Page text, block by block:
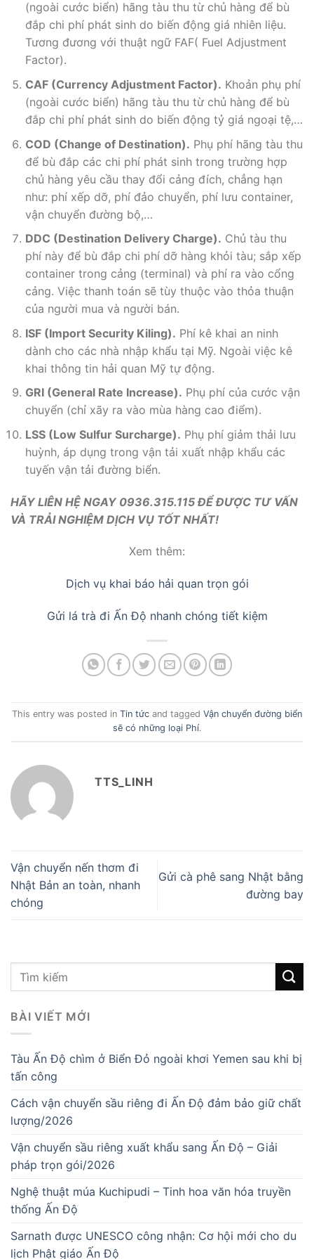
để bù đắp các chi phí phát sinh trong trường hợp
chủ hàng yêu cầu thay đổi cảng đích, chẳng hạn
như: phí xếp dỡ, phí đảo chuyển, phí lưu container,
vận chuyển đường bộ,…
DDC (Destination Delivery Charge). Chủ tàu thu
phí này để bù đắp chi phí dỡ hàng khỏi tàu; sắp xếp
container trong cảng (terminal) và phí ra vào cổng
cảng. Việc thanh toán sẽ tùy thuộc vào thỏa thuận
của người mua và người bán.
ISF (Import Security Kiling).Phí kê khai an ninh
dành cho các nhà nhập khẩu tại Mỹ. Ngoài việc kê
khai thông tin hải quan Mỹ tự động.
GRI (General Rate Increase).Phụ phí của cước vận
chuyển (chỉ xãy ra vào mùa hàng cao điểm).
LSS (Low Sulfur Surcharge).Phụ phí giảm thải lưu
huỳnh, áp dụng trong vận tải xuất nhập khẩu các
tuyến vận tải đường biển.
HÃY LIÊN HỆ NGAY 0936.315.115 ĐỂ ĐƯỢC TƯ VẤN
VÀ TRẢI NGHIỆM DỊCH VỤ TỐT NHẤT!
Xem thêm:
Dịch vụ khai báo hải quan trọn gói
Gửi lá trà đi Ấn Độ nhanh chóng tiết kiệm
Vận chuyển nến thơm đi
Nhật Bản an toàn, nhanh
Gửi cà phê sang Nhật bằng
BÀI VIẾT MỚI
Tàu Ấn Độ chìm ở Biển Đỏ ngoài khơi Yemen sau khi bị
lượng/2026
Vận chuyển sầu riêng xuất khẩu sang Ấn Độ – Giải
pháp trọn gói/2026
Nghệ thuật múa Kuchipudi – Tinh hoa văn hóa truyền
thống Ấn Độ
Sarnath được UNESCO công nhận: Cơ hội mới cho du
lịch Phật giáo Ấn Độ
Cho thuê kho bãi
Chuyển phát nhanh